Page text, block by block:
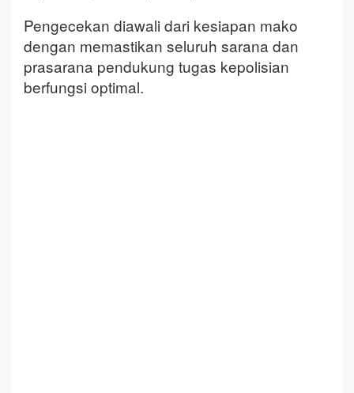
Pengecekan diawali dari kesiapan mako
dengan memastikan seluruh sarana dan
prasarana pendukung tugas kepolisian
berfungsi optimal.